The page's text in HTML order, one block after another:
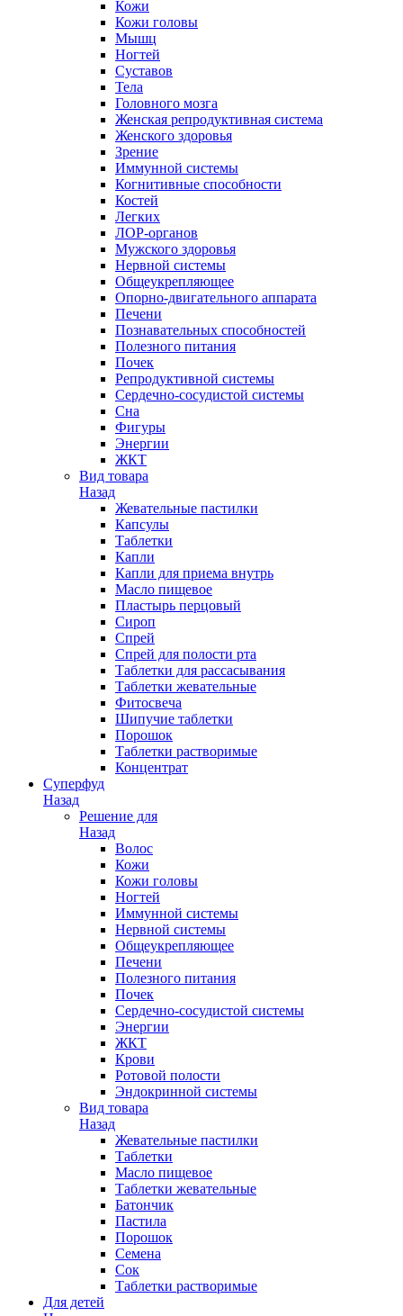
Кожи
Кожи головы
Мышц
Ногтей
Суставов
Тела
Головного мозга
Женская репродуктивная система
Женского здоровья
Зрение
Иммунной системы
Когнитивные способности
Костей
Легких
ЛОР-органов
Мужского здоровья
Нервной системы
Общеукрепляющее
Опорно-двигательного аппарата
Печени
Познавательных способностей
Полезного питания
Почек
Репродуктивной системы
Сердечно-сосудистой системы
Сна
Фигуры
Энергии
ЖКТ
Вид товара
Назад
Жевательные пастилки
Капсулы
Таблетки
Капли
Капли для приема внутрь
Масло пищевое
Пластырь перцовый
Сироп
Спрей
Спрей для полости рта
Таблетки для рассасывания
Таблетки жевательные
Фитосвеча
Шипучие таблетки
Порошок
Таблетки растворимые
Концентрат
Суперфуд
Назад
Решение для
Назад
Волос
Кожи
Кожи головы
Ногтей
Иммунной системы
Нервной системы
Общеукрепляющее
Печени
Полезного питания
Почек
Сердечно-сосудистой системы
Энергии
ЖКТ
Крови
Ротовой полости
Эндокринной системы
Вид товара
Назад
Жевательные пастилки
Таблетки
Масло пищевое
Таблетки жевательные
Батончик
Пастила
Порошок
Семена
Сок
Таблетки растворимые
Для детей